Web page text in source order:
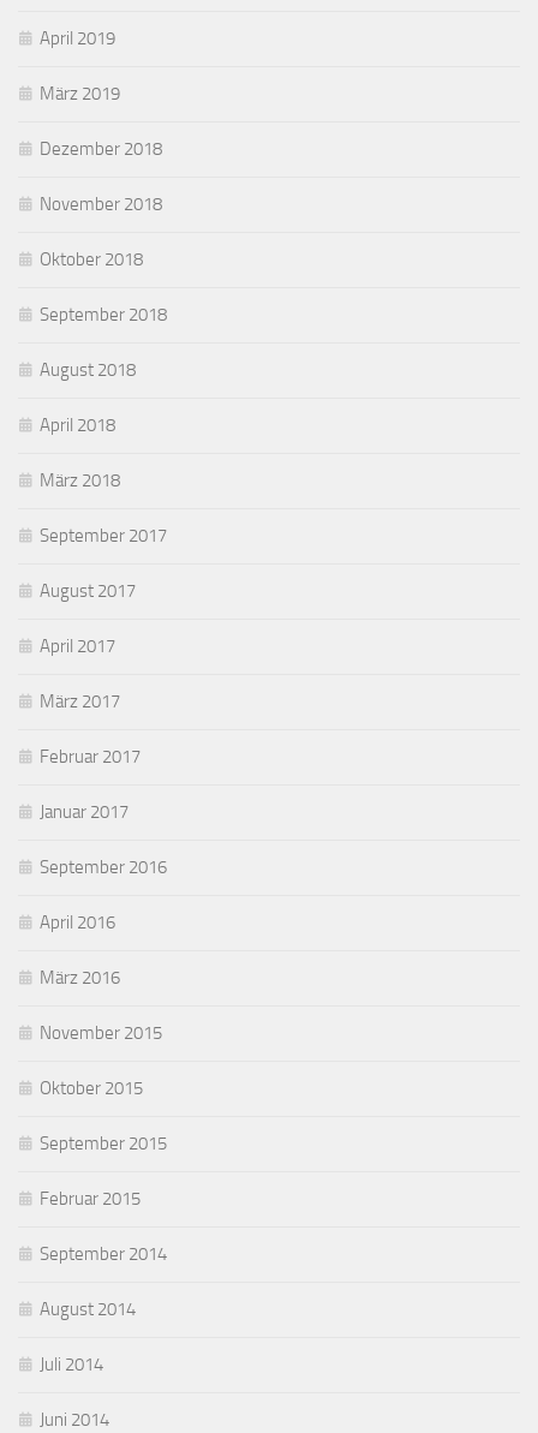
April 2019
März 2019
Dezember 2018
November 2018
Oktober 2018
September 2018
August 2018
April 2018
März 2018
September 2017
August 2017
April 2017
März 2017
Februar 2017
Januar 2017
September 2016
April 2016
März 2016
November 2015
Oktober 2015
September 2015
Februar 2015
September 2014
August 2014
Juli 2014
Juni 2014